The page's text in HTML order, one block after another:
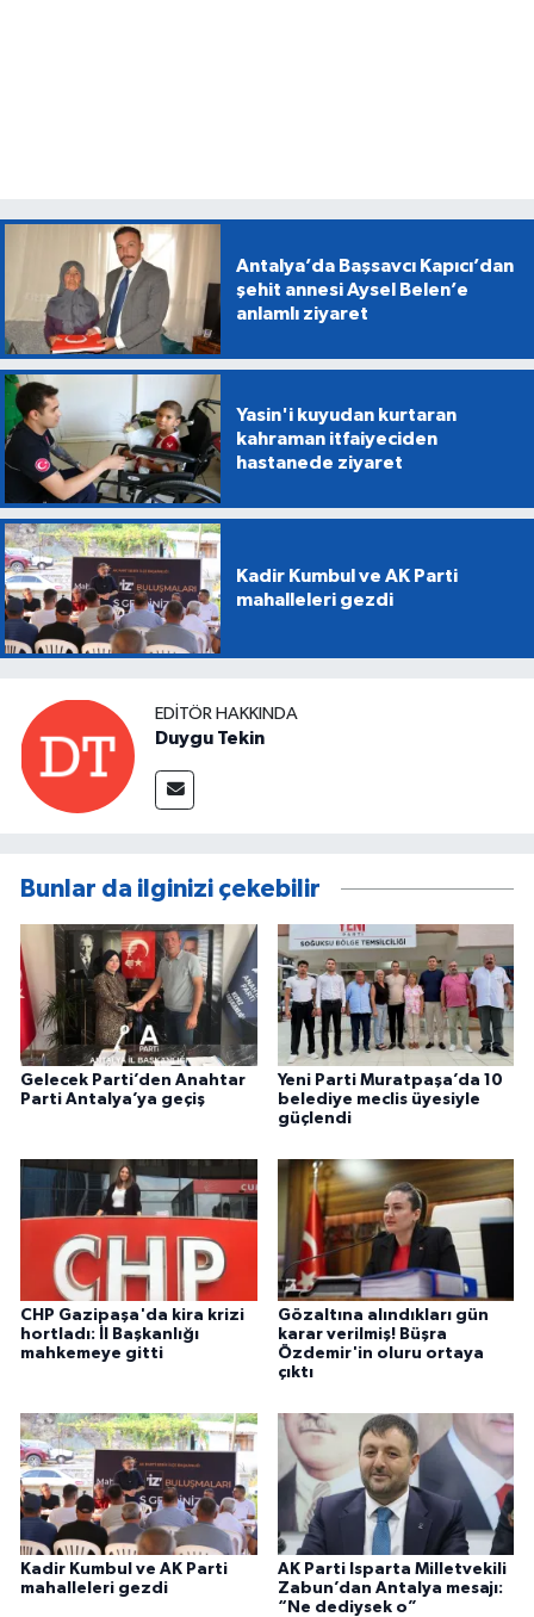
Antalya’da Başsavcı Kapıcı’dan
şehit annesi Aysel Belen’e
anlamlı ziyaret
Yasin'i kuyudan kurtaran
kahraman itfaiyeciden
hastanede ziyaret
Kadir Kumbul ve AK Parti
mahalleleri gezdi
EDITÖR HAKKINDA
Duygu Tekin
Bunlar da ilginizi çekebilir
Gelecek Parti’den Anahtar
Parti Antalya’ya geçiş
Yeni Parti Muratpaşa’da 10
belediye meclis üyesiyle
güçlendi
CHP Gazipaşa'da kira krizi
hortladı: İl Başkanlığı
mahkemeye gitti
Gözaltına alındıkları gün
karar verilmiş! Büşra
Özdemir'in oluru ortaya
çıktı
Kadir Kumbul ve AK Parti
mahalleleri gezdi
AK Parti Isparta Milletvekili
Zabun’dan Antalya mesajı:
“Ne dediysek o”